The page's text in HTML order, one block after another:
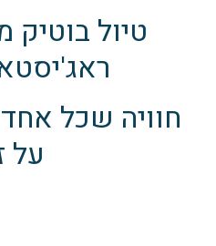
טיול
חוויה שכל
על